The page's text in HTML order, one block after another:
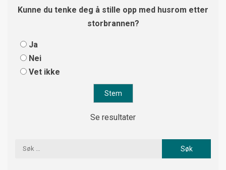
Kunne du tenke deg å stille opp med husrom etter
storbrannen?
Ja
Nei
Vet ikke
Se resultater